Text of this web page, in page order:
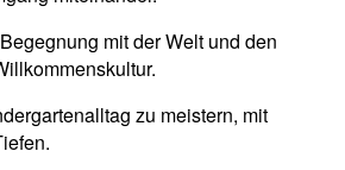
mit der Welt und den
zu meistern, mit